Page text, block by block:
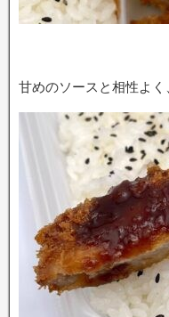
甘めのソースと相性よく